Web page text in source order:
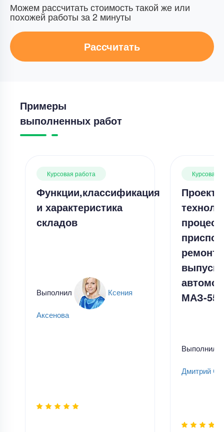
Можем рассчитать стоимость такой же или
похожей работы за 2 минуты
Рассчитать
Примеры
выполненных работ
Курсовая работа
Функции,классификация
и характеристика
складов
Выполнил Ксения
Аксенова
Курсовая
МАЗ-
Выполнил
Дмитрий